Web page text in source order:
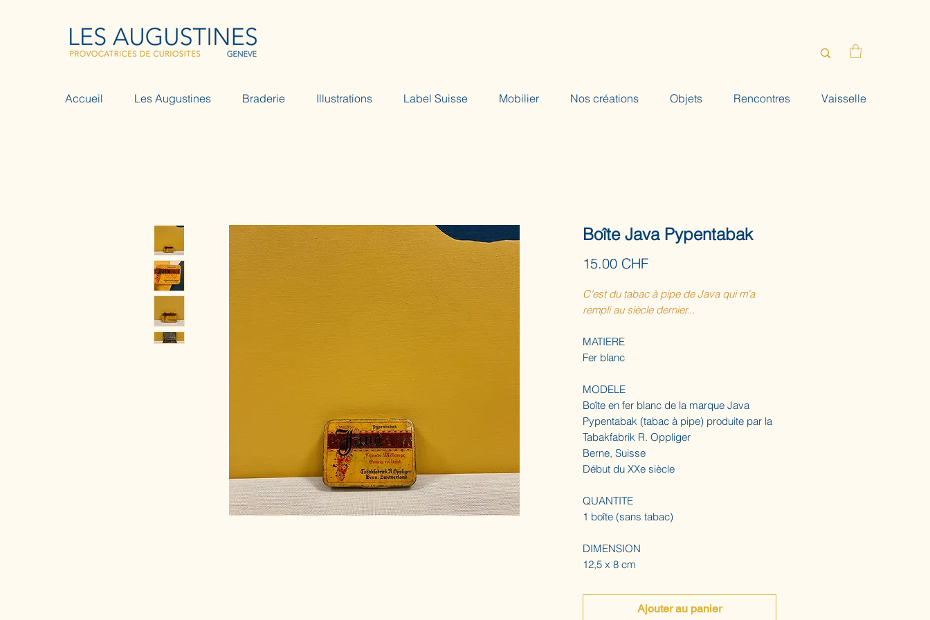
Accueil Les Augustines Braderie Illustrations Label Suisse Mobilier Nos créations Objets Rencontres Vaisselle
Boîte Java Pypentabak
15.00 CHFPrix
C'est du tabac à pipe de Java qui m'a
rempli au siècle dernier...
MATIERE
Fer blanc
MODELE
Boîte en fer blanc de la marque Java
Pypentabak (tabac à pipe) produite par la
Tabakfabrik R. Oppliger
Berne, Suisse
Début du XXe siècle
QUANTITE
1 boîte (sans tabac)
DIMENSION
12,5 x 8 cm
Ajouter au panier